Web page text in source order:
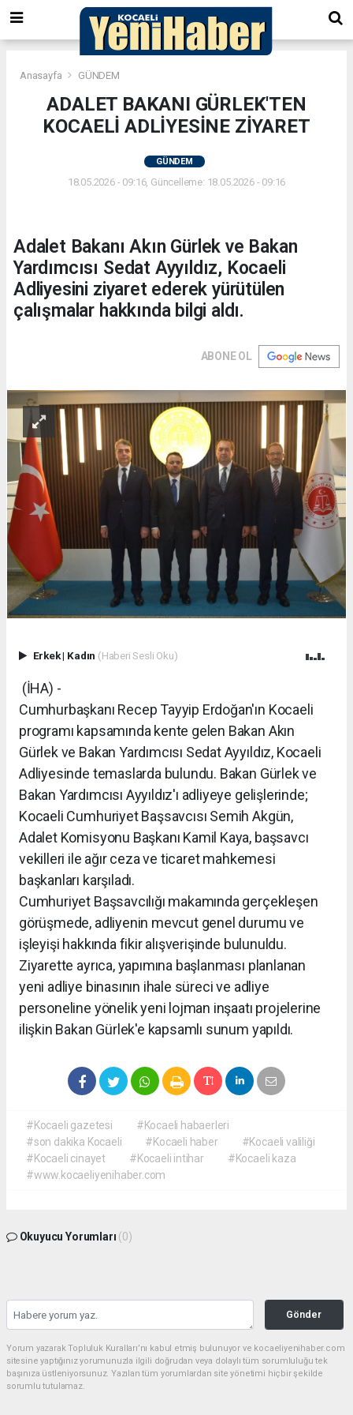
Anasayfa GÜNDEM
ADALET BAKANI GÜRLEK'TEN
KOCAELİ ADLİYESİNE ZİYARET
GÜNDEM
18.05.2026 - 09:16, Güncelleme: 18.05.2026 - 09:16
Adalet Bakanı Akın Gürlek ve Bakan
Yardımcısı Sedat Ayyıldız, Kocaeli
Adliyesini ziyaret ederek yürütülen
çalışmalar hakkında bilgi aldı.
ABONE OL
Erkek| Kadın (Haberi Sesli Oku)
(İHA) -
Cumhurbaşkanı Recep Tayyip Erdoğan'ın Kocaeli
programı kapsamında kente gelen Bakan Akın
Gürlek ve Bakan Yardımcısı Sedat Ayyıldız, Kocaeli
Adliyesinde temaslarda bulundu. Bakan Gürlek ve
Bakan Yardımcısı Ayyıldız'ı adliyeye gelişlerinde;
Kocaeli Cumhuriyet Başsavcısı Semih Akgün,
Adalet Komisyonu Başkanı Kamil Kaya, başsavcı
vekilleri ile ağır ceza ve ticaret mahkemesi
başkanları karşıladı.
Cumhuriyet Başsavcılığı makamında gerçekleşen
görüşmede, adliyenin mevcut genel durumu ve
işleyişi hakkında fikir alışverişinde bulunuldu.
Ziyarette ayrıca, yapımına başlanması planlanan
yeni adliye binasının ihale süreci ve adliye
personeline yönelik yeni lojman inşaatı projelerine
ilişkin Bakan Gürlek'e kapsamlı sunum yapıldı.
#Kocaeli gazetesi
#Kocaeli habaerleri
#son dakika Kocaeli
#Kocaeli haber
#Kocaeli valiliği
#Kocaeli cinayet
#Kocaeli intihar
#Kocaeli kaza
#www.kocaeliyenihaber.com
Okuyucu Yorumları (0)
Gönder
Yorum yazarak Topluluk Kuralları’nı kabul etmiş bulunuyor ve kocaeliyenihaber.com
sitesine yaptığınız yorumunuzla ilgili doğrudan veya dolaylı tüm sorumluluğu tek
başınıza üstleniyorsunuz. Yazılan tüm yorumlardan site yönetimi hiçbir şekilde
sorumlu tutulamaz.